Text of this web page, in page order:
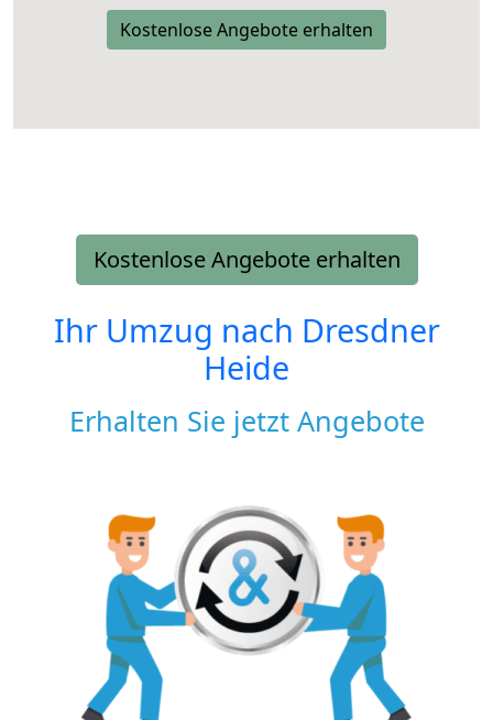
Kostenlose Angebote erhalten
Kostenlose Angebote erhalten
Ihr Umzug nach Dresdner
Heide
Erhalten Sie jetzt Angebote